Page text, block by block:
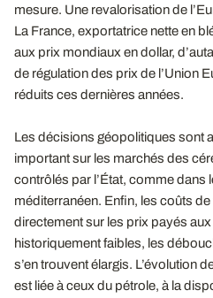
mesure. Une revalorisation de
La France, exportatrice nette en
aux prix mondiaux en dollar,
de régulation des prix de l’Union
réduits ces dernières années.
Les décisions géopolitiques sont
important sur les marchés des
contrôlés par l’État, comme dans
méditerranéen. Enfin, les coûts
directement sur les prix payés
historiquement faibles, les
s’en trouvent élargis. L’évolution
est liée à ceux du pétrole, à la